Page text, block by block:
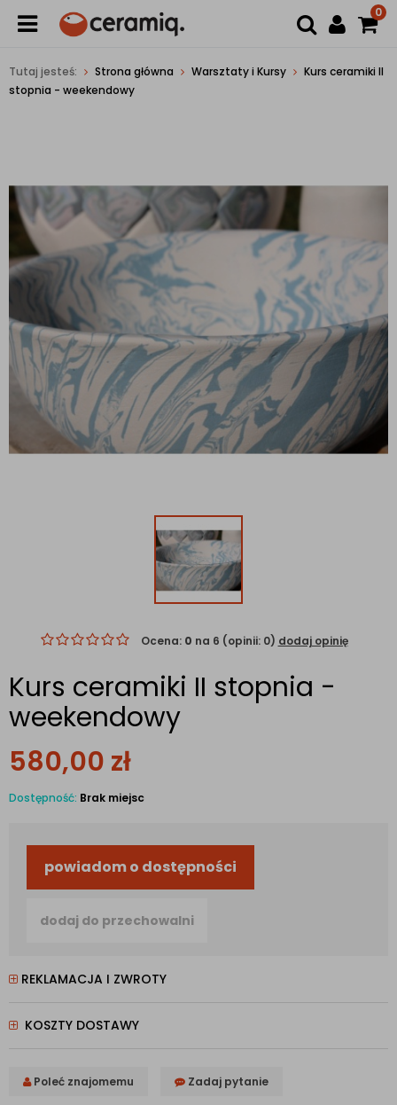
0
Tutaj jesteś: Strona główna Warsztaty i Kursy
Kurs ceramiki II
stopnia - weekendowy
Ocena: 0 na 6 (opinii: 0) dodaj opinię
Kurs ceramiki II stopnia -
weekendowy
580,00 zł
Dostępność: Brak miejsc
powiadom o dostępności
dodaj do przechowalni
REKLAMACJA I ZWROTY
KOSZTY DOSTAWY
Poleć znajomemu Zadaj pytanie